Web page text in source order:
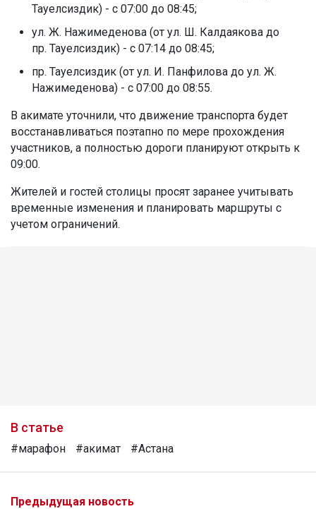
Тауелсиздик) - с 07:00 до 08:45;
ул. Ж. Нажимеденова (от ул. Ш. Калдаякова до
пр. Тауелсиздик) - с 07:14 до 08:45;
пр. Тауелсиздик (от ул. И. Панфилова до ул. Ж.
Нажимеденова) - с 07:00 до 08:55.
В акимате уточнили, что движение транспорта будет
восстанавливаться поэтапно по мере прохождения
участников, а полностью дороги планируют открыть к
09:00.
Жителей и гостей столицы просят заранее учитывать
временные изменения и планировать маршруты с
учетом ограничений.
В статье
#марафон #акимат #Астана
Предыдущая новость